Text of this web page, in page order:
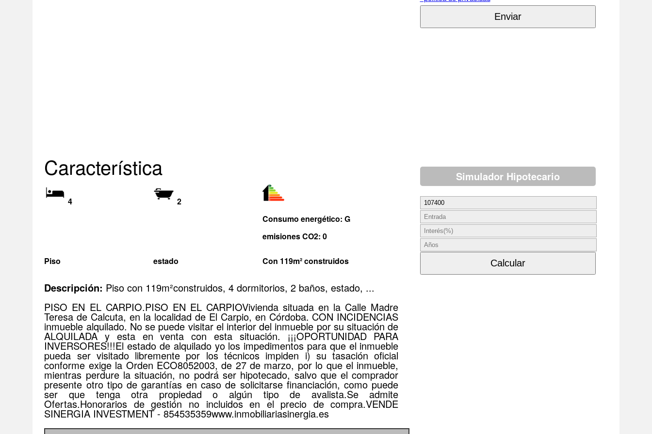
Característica
4
2
Consumo energético: G
emisiones CO2: 0
Piso estado Con 119m² construidos
Descripción: Piso con 119m²construidos, 4 dormitorios, 2 baños, estado, ...
PISO EN EL CARPIO.PISO EN EL CARPIOVivienda situada en la Calle Madre
Teresa de Calcuta, en la localidad de El Carpio, en Córdoba. CON INCIDENCIAS
inmueble alquilado. No se puede visitar el interior del inmueble por su situación de
ALQUILADA y esta en venta con esta situación. ¡¡¡OPORTUNIDAD PARA
INVERSORES!!!El estado de alquilado yo los impedimentos para que el inmueble
pueda ser visitado libremente por los técnicos impiden i) su tasación oficial
conforme exige la Orden ECO8052003, de 27 de marzo, por lo que el inmueble,
mientras perdure la situación, no podrá ser hipotecado, salvo que el comprador
presente otro tipo de garantías en caso de solicitarse financiación, como puede
ser que tenga otra propiedad o algún tipo de avalista.Se admite
Ofertas.Honorarios de gestión no incluidos en el precio de compra.VENDE
SINERGIA INVESTMENT - 854535359www.inmobiliariasinergia.es
Simulador Hipotecario